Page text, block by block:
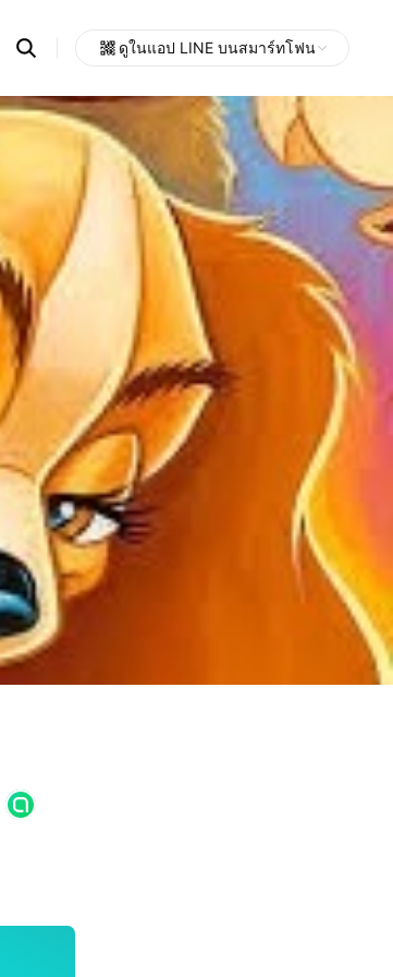
Search
OpenChats
messages
search
area
ดูในแอป LINE บนสมาร์ทโฟน